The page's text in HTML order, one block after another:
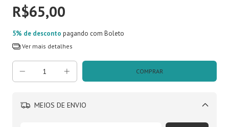
R$65,00
5% de desconto pagando com Boleto
Ver mais detalhes
MEIOS DE ENVIO
Alterar CEP